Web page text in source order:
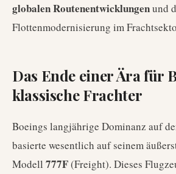
globalen Routenentwicklungenund
Flottenmodernisierung im
Das Ende einer Ära für
klassische Frachter
Boeings langjährige Dominanz auf
basierte wesentlich auf seinem
Modell 777F(Freight). Dieses